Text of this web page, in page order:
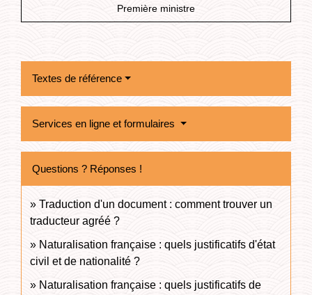
Première ministre
Textes de référence
Services en ligne et formulaires
Questions ? Réponses !
Traduction d'un document : comment trouver un
traducteur agréé ?
Naturalisation française : quels justificatifs d'état
civil et de nationalité ?
Naturalisation française : quels justificatifs de